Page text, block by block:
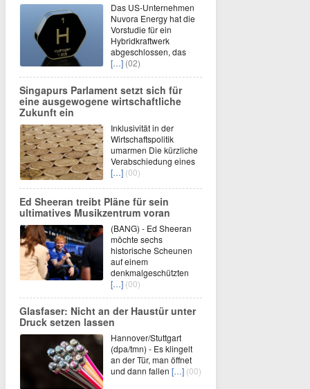
Das US-Unternehmen
Nuvora Energy hat die
Vorstudie für ein
Hybridkraftwerk
abgeschlossen, das
[…] (02)
Singapurs Parlament setzt sich für
eine ausgewogene wirtschaftliche
Zukunft ein
Inklusivität in der
Wirtschaftspolitik
umarmen Die kürzliche
Verabschiedung eines
[…] (00)
Ed Sheeran treibt Pläne für sein
ultimatives Musikzentrum voran
(BANG) - Ed Sheeran
möchte sechs
historische Scheunen
auf einem
denkmalgeschützten
[…] (00)
Glasfaser: Nicht an der Haustür unter
Druck setzen lassen
Hannover/Stuttgart
(dpa/tmn) - Es klingelt
an der Tür, man öffnet
und dann fallen […] (00)